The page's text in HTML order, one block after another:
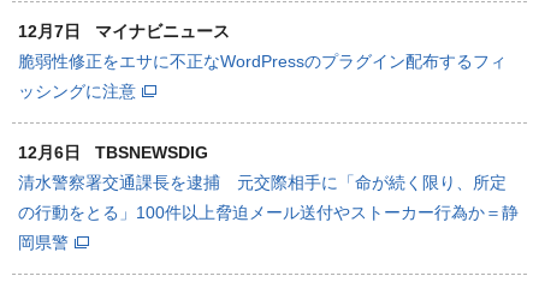
12月7日
マイナビニュース
脆弱性修正をエサに不正なWordPressのプラグイン配布するフィ
ッシングに注意
12月6日
TBSNEWSDIG
清水警察署交通課長を逮捕 元交際相手に「命が続く限り、所定
の行動をとる」100件以上脅迫メール送付やストーカー行為か＝静
岡県警